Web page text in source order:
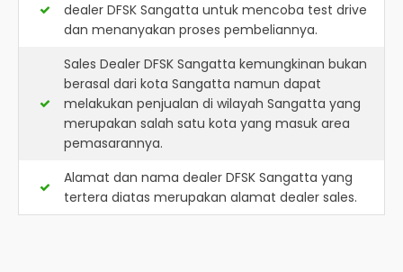
dealer DFSK Sangatta untuk mencoba test drive
dan menanyakan proses pembeliannya.
Sales Dealer DFSK Sangatta kemungkinan bukan
berasal dari kota Sangatta namun dapat
melakukan penjualan di wilayah Sangatta yang
merupakan salah satu kota yang masuk area
pemasarannya.
Alamat dan nama dealer DFSK Sangatta yang
tertera diatas merupakan alamat dealer sales.